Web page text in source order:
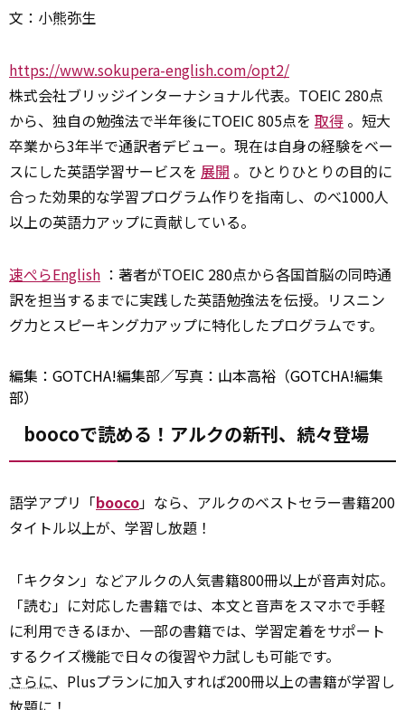
文：小熊弥生
https://www.sokupera-english.com/opt2/
株式会社ブリッジインターナショナル代表。TOEIC 280点
から、独自の勉強法で半年後にTOEIC 805点を 取得 。短大
卒業から3年半で通訳者デビュー。現在は自身の経験をベー
スにした英語学習サービスを 展開 。ひとりひとりの目的に
合った効果的な学習プログラム作りを指南し、のべ1000人
以上の英語力アップに貢献している。
速ぺらEnglish ：著者がTOEIC 280点から各国首脳の同時通
訳を担当するまでに実践した英語勉強法を伝授。リスニン
グ力とスピーキング力アップに特化したプログラムです。
編集：GOTCHA!編集部／写真：山本高裕（GOTCHA!編集
部）
boocoで読める！アルクの新刊、続々登場
語学アプリ「booco」なら、アルクのベストセラー書籍200
タイトル以上が、学習し放題！
「キクタン」などアルクの人気書籍800冊以上が音声対応。
「読む」に対応した書籍では、本文と音声をスマホで手軽
に利用できるほか、一部の書籍では、学習定着をサポート
するクイズ機能で日々の復習や力試しも可能です。
さらに、Plusプランに加入すれば200冊以上の書籍が学習し